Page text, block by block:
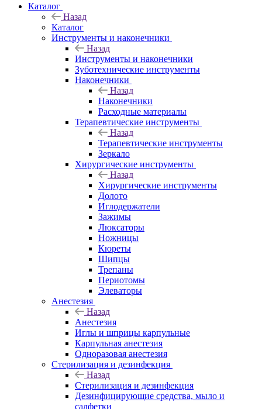
Каталог
Назад
Каталог
Инструменты и наконечники
Назад
Инструменты и наконечники
Зуботехнические инструменты
Наконечники
Назад
Наконечники
Расходные материалы
Терапевтические инструменты
Назад
Терапевтические инструменты
Зеркало
Хирургические инструменты
Назад
Хирургические инструменты
Долото
Иглодержатели
Зажимы
Люксаторы
Ножницы
Кюреты
Шипцы
Трепаны
Периотомы
Элеваторы
Анестезия
Назад
Анестезия
Иглы и шприцы карпульные
Карпульная анестезия
Одноразовая анестезия
Стерилизация и дезинфекция
Назад
Стерилизация и дезинфекция
Дезинфицирующие средства, мыло и
салфетки